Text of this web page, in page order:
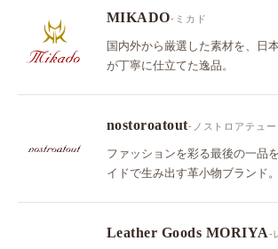
MIKADO-ミカド
国内外から厳選した素材を、日
が丁寧に仕立てた逸品。
nostoroatout-ノストロアテュー
ファッションを彩る最後の一品
イドで生み出す革小物ブランド。
Leather Goods MORIYA-